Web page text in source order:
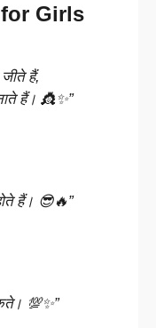
Girls
जीते हैं,
हैं। 👸✨”
हैं। 😎🔥”
💯✨”